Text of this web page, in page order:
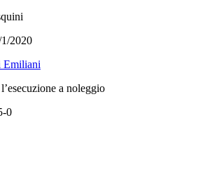
2020
Emiliani
a noleggio
0